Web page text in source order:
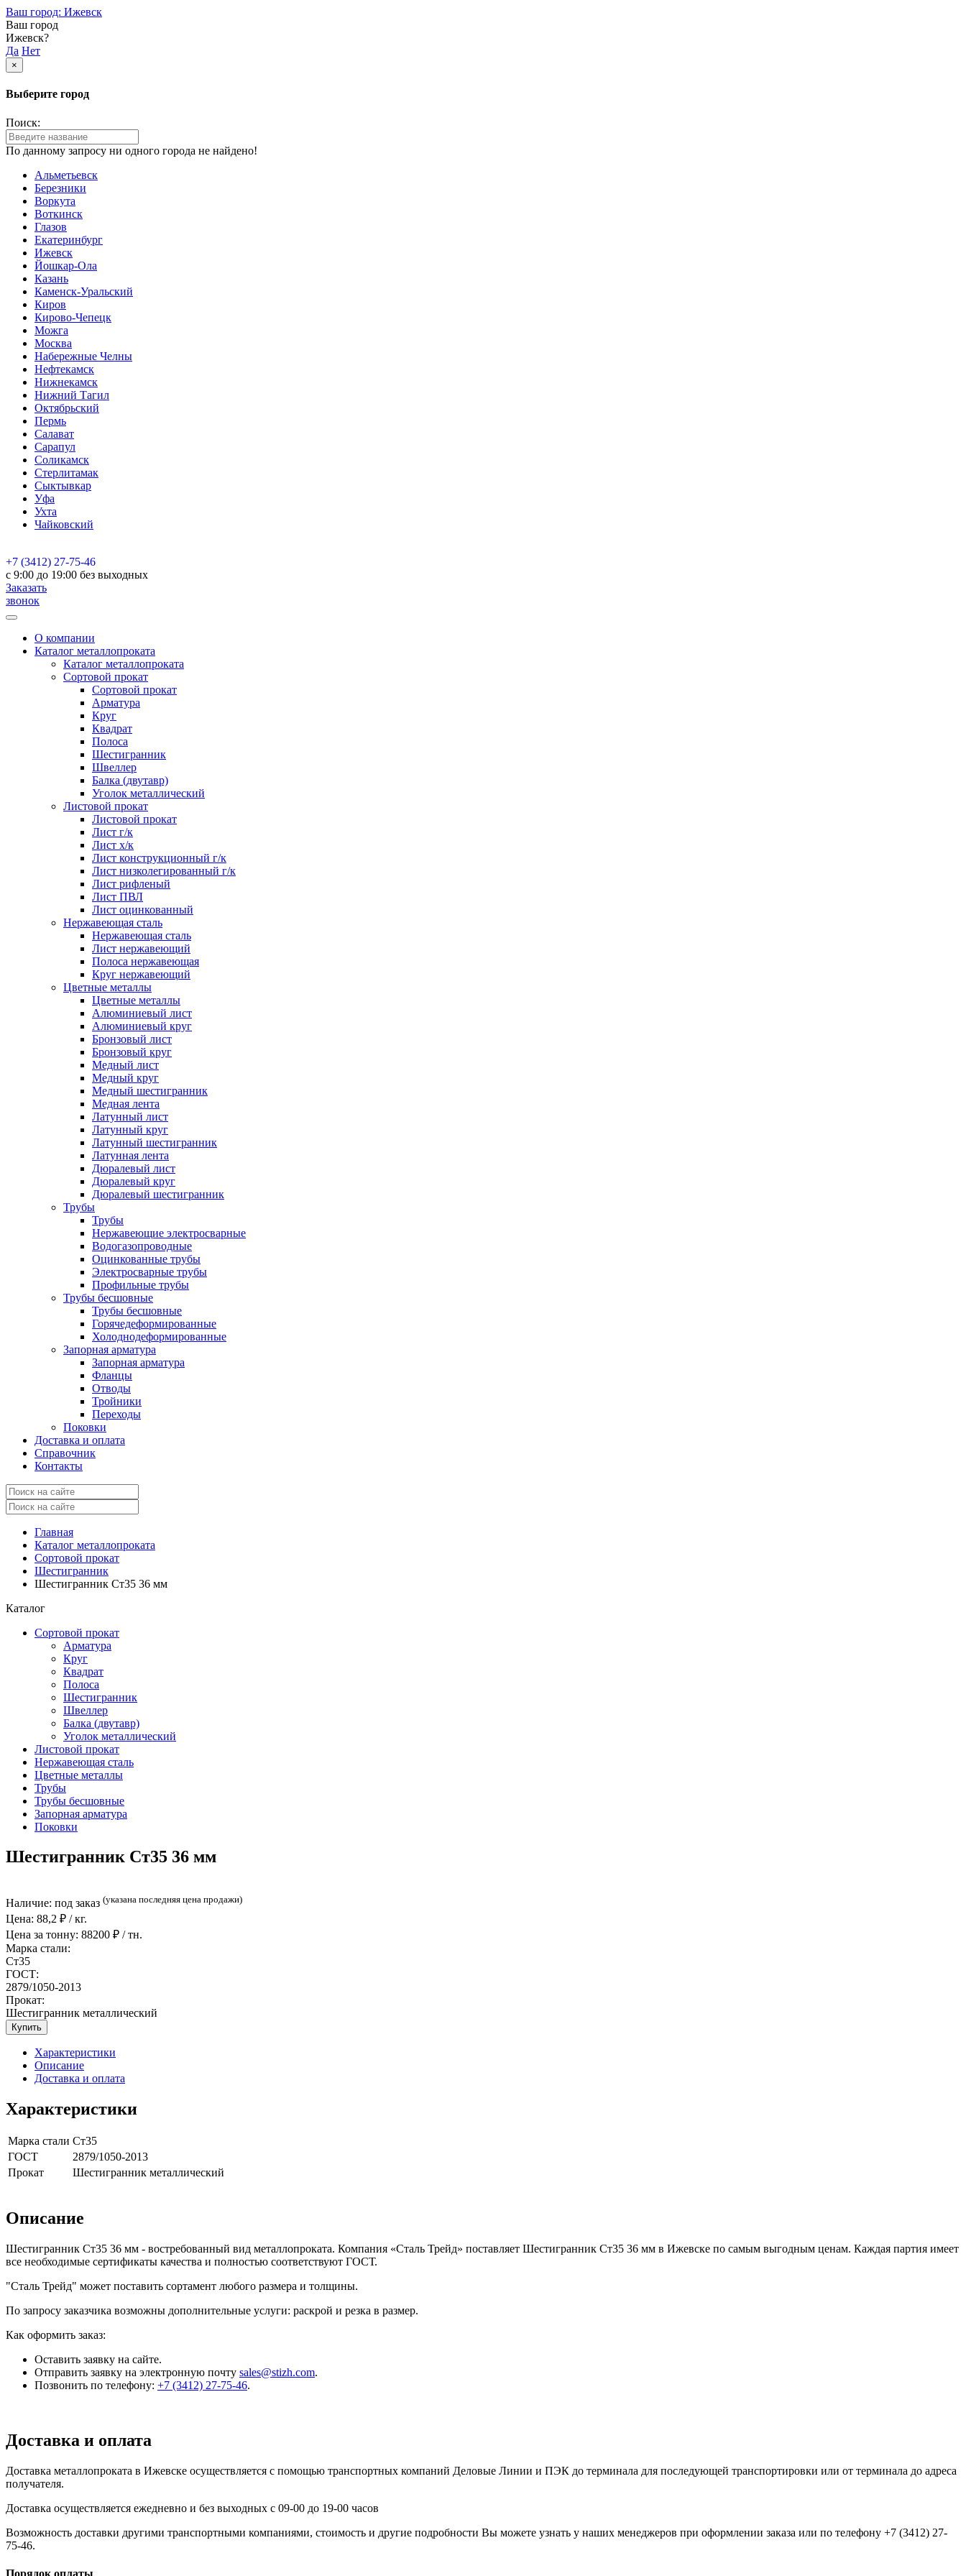
Ваш город: Ижевск
Ваш город
Ижевск?
Да Нет
×
Выберите город
Поиск:
По данному запросу ни одного города не найдено!
Альметьевск
Березники
Воркута
Воткинск
Глазов
Екатеринбург
Ижевск
Йошкар-Ола
Казань
Каменск-Уральский
Киров
Кирово-Чепецк
Можга
Москва
Набережные Челны
Нефтекамск
Нижнекамск
Нижний Тагил
Октябрьский
Пермь
Салават
Сарапул
Соликамск
Стерлитамак
Сыктывкар
Уфа
Ухта
Чайковский
+7 (3412) 27-75-46
c 9:00 до 19:00 без выходных
Заказать
звонок
О компании
Каталог металлопроката
Каталог металлопроката
Сортовой прокат
Сортовой прокат
Арматура
Круг
Квадрат
Полоса
Шестигранник
Швеллер
Балка (двутавр)
Уголок металлический
Листовой прокат
Листовой прокат
Лист г/к
Лист х/к
Лист конструкционный г/к
Лист низколегированный г/к
Лист рифленый
Лист ПВЛ
Лист оцинкованный
Нержавеющая сталь
Нержавеющая сталь
Лист нержавеющий
Полоса нержавеющая
Круг нержавеющий
Цветные металлы
Цветные металлы
Алюминиевый лист
Алюминиевый круг
Бронзовый лист
Бронзовый круг
Медный лист
Медный круг
Медный шестигранник
Медная лента
Латунный лист
Латунный круг
Латунный шестигранник
Латунная лента
Дюралевый лист
Дюралевый круг
Дюралевый шестигранник
Трубы
Трубы
Нержавеющие электросварные
Водогазопроводные
Оцинкованные трубы
Электросварные трубы
Профильные трубы
Трубы бесшовные
Трубы бесшовные
Горячедеформированные
Холоднодеформированные
Запорная арматура
Запорная арматура
Фланцы
Отводы
Тройники
Переходы
Поковки
Доставка и оплата
Справочник
Контакты
Главная
Каталог металлопроката
Сортовой прокат
Шестигранник
Шестигранник Ст35 36 мм
Каталог
Сортовой прокат
Арматура
Круг
Квадрат
Полоса
Шестигранник
Швеллер
Балка (двутавр)
Уголок металлический
Листовой прокат
Нержавеющая сталь
Цветные металлы
Трубы
Трубы бесшовные
Запорная арматура
Поковки
Шестигранник Ст35 36 мм
Наличие: под заказ (указана последняя цена продажи)
Цена: 88,2 ₽ / кг.
Цена за тонну: 88200 ₽ / тн.
Марка стали:
Ст35
ГОСТ:
2879/1050-2013
Прокат:
Шестигранник металлический
Купить
Характеристики
Описание
Доставка и оплата
Характеристики
Марка стали Ст35
ГОСТ
2879/1050-2013
Прокат
Шестигранник металлический
Описание
Шестигранник Ст35 36 мм - востребованный вид металлопроката. Компания «Сталь Трейд» поставляет Шестигранник Ст35 36 мм в Ижевске по самым выгодным ценам. Каждая партия имеет
все необходимые сертификаты качества и полностью соответствуют ГОСТ.
"Сталь Трейд" может поставить сортамент любого размера и толщины.
По запросу заказчика возможны дополнительные услуги: раскрой и резка в размер.
Как оформить заказ:
Оставить заявку на сайте.
Отправить заявку на электронную почту sales@stizh.com.
Позвонить по телефону: +7 (3412) 27-75-46.
Доставка и оплата
Доставка металлопроката в Ижевске осуществляется с помощью транспортных компаний Деловые Линии и ПЭК до терминала для последующей транспортировки или от терминала до адреса
получателя.
Доставка осуществляется ежедневно и без выходных с 09-00 до 19-00 часов
Возможность доставки другими транспортными компаниями, стоимость и другие подробности Вы можете узнать у наших менеджеров при оформлении заказа или по телефону +7 (3412) 27-
75-46.